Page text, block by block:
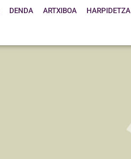
DENDA ARTXIBOA
HARPIDETZA